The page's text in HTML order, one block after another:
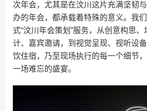
次年会，尤其是在汶川这片充满坚韧
办的年会，都承载着特殊的意义。我
式“汶川年会策划”服务，从创意构思
计、嘉宾邀请，到视觉呈现、视听设
饮住宿，乃至现场执行的每一个细节
一场难忘的盛宴。